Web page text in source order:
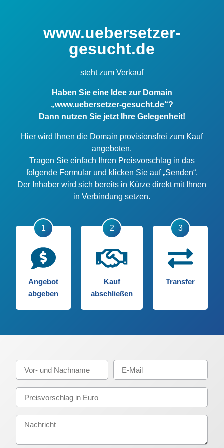
www.uebersetzer-
gesucht.de
steht zum Verkauf
Haben Sie eine Idee zur Domain
„www.uebersetzer-gesucht.de“?
Dann nutzen Sie jetzt Ihre Gelegenheit!
Hier wird Ihnen die Domain provisionsfrei zum Kauf
angeboten.
Tragen Sie einfach Ihren Preisvorschlag in das
folgende Formular und klicken Sie auf „Senden“.
Der Inhaber wird sich bereits in Kürze direkt mit Ihnen
in Verbindung setzen.
Angebot
abgeben
Kauf
abschließen
Transfer